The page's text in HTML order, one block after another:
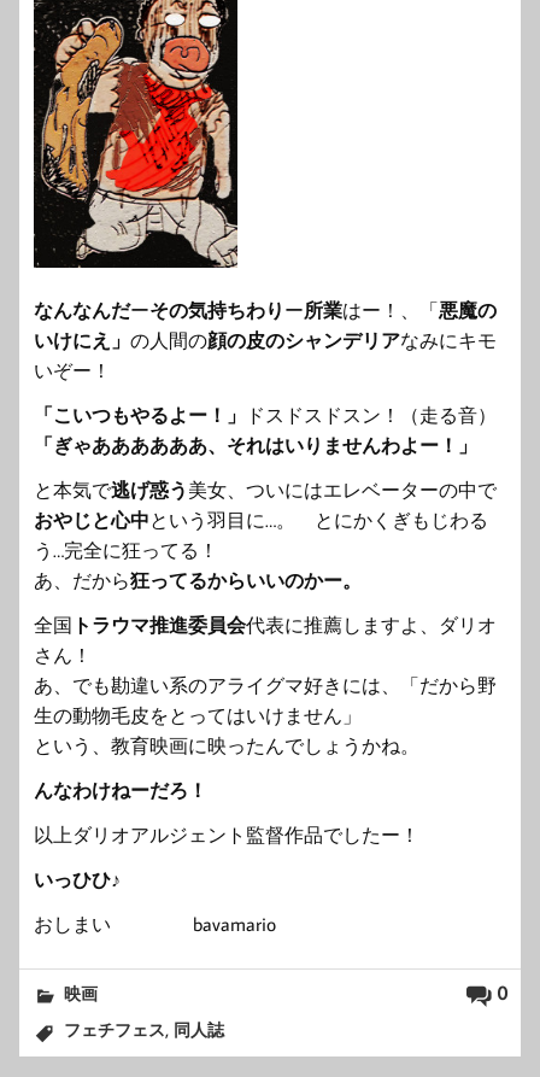
なんなんだーその気持ちわり ー所業はー！、「悪魔の
いけにえ」 の人間の顔の皮のシャンデリアなみにキモ
いぞー！
「こいつもやるよー！」
ドスドスドスン！（走る音）
「ぎゃああああああ、それはいりませんわよー！」
と本気で逃げ惑う 美女、 ついにはエレベーターの中で
おやじと心中という羽目に…。 とにかくぎもじわる
う…完全に狂ってる！
あ、だから狂ってるからいいのかー。
全国 トラウマ推進委員会代表に推薦しますよ、ダリオ
さん！
あ、でも勘違い系のアライグマ好きには、「だから野
生の動物毛皮をとってはいけません」
という、教育映画に映ったんでしょうかね。
んなわけねーだろ！
以上ダリオアルジェント監督作品でしたー！
いっひひ♪
おしまい bavamario
0
映画
フェチフェス, 同人誌